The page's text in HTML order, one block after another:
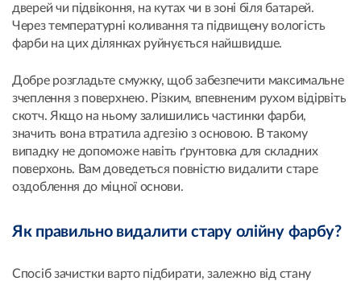
дверей чи підвіконня, на кутах чи в зоні біля батарей.
Через температурні коливання та підвищену вологість
фарби на цих ділянках руйнується найшвидше.
Добре розгладьте смужку, щоб забезпечити максимальне
зчеплення з поверхнею. Різким, впевненим рухом відірвіть
скотч. Якщо на ньому залишились частинки фарби,
значить вона втратила адгезію з основою. В такому
випадку не допоможе навіть ґрунтовка для складних
поверхонь. Вам доведеться повністю видалити старе
оздоблення до міцної основи.
Як правильно видалити стару олійну фарбу?
Спосіб зачистки варто підбирати, залежно від стану